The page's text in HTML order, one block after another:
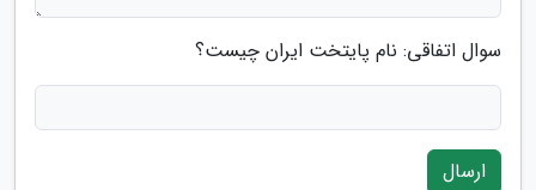
سوال اتفاقی: نام پایتخت ایران چیست؟
ارسال